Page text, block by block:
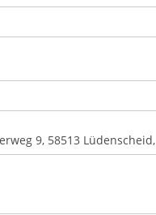
9, 58513 Lüdenscheid,